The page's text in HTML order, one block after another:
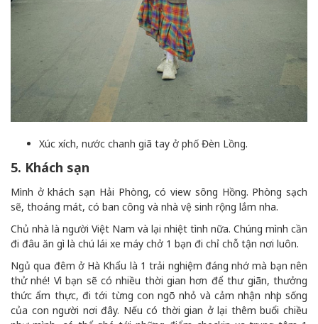
Xúc xích, nước chanh giã tay ở phố Đèn Lồng.
5. Khách sạn
Mình ở khách sạn Hải Phòng, có view sông Hồng. Phòng sạch
sẽ, thoáng mát, có ban công và nhà vệ sinh rộng lắm nha.
Chủ nhà là người Việt Nam và lại nhiệt tình nữa. Chúng mình cần
đi đâu ăn gì là chú lái xe máy chở 1 bạn đi chỉ chỗ tận nơi luôn.
Ngủ qua đêm ở Hà Khẩu là 1 trải nghiệm đáng nhớ mà bạn nên
thử nhé! Vì bạn sẽ có nhiều thời gian hơn để thư giãn, thưởng
thức ẩm thực, đi tới từng con ngõ nhỏ và cảm nhận nhịp sống
của con người nơi đây. Nếu có thời gian ở lại thêm buổi chiều